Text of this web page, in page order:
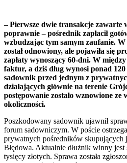
– Pierwsze dwie transakcje zawarte
poprawnie – pośrednik zapłacił
wzbudzając tym samym zaufanie.
został odnowiony, ale pojawiła się
zapłaty wynoszący 60-dni. W
faktur, a dziś dług wynosi ponad 120
sadownik przed jednym z
działających głównie na terenie
postępowanie zostało wznowione ze
okoliczności.
Poszkodowany sadownik ujawnił
forum sadowniczym. W poście
prywatnych pośredników skupujących
Błędowa. Aktualnie dłużnik winny
tysięcy złotych. Sprawa została